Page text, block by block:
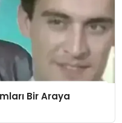
Bir Araya